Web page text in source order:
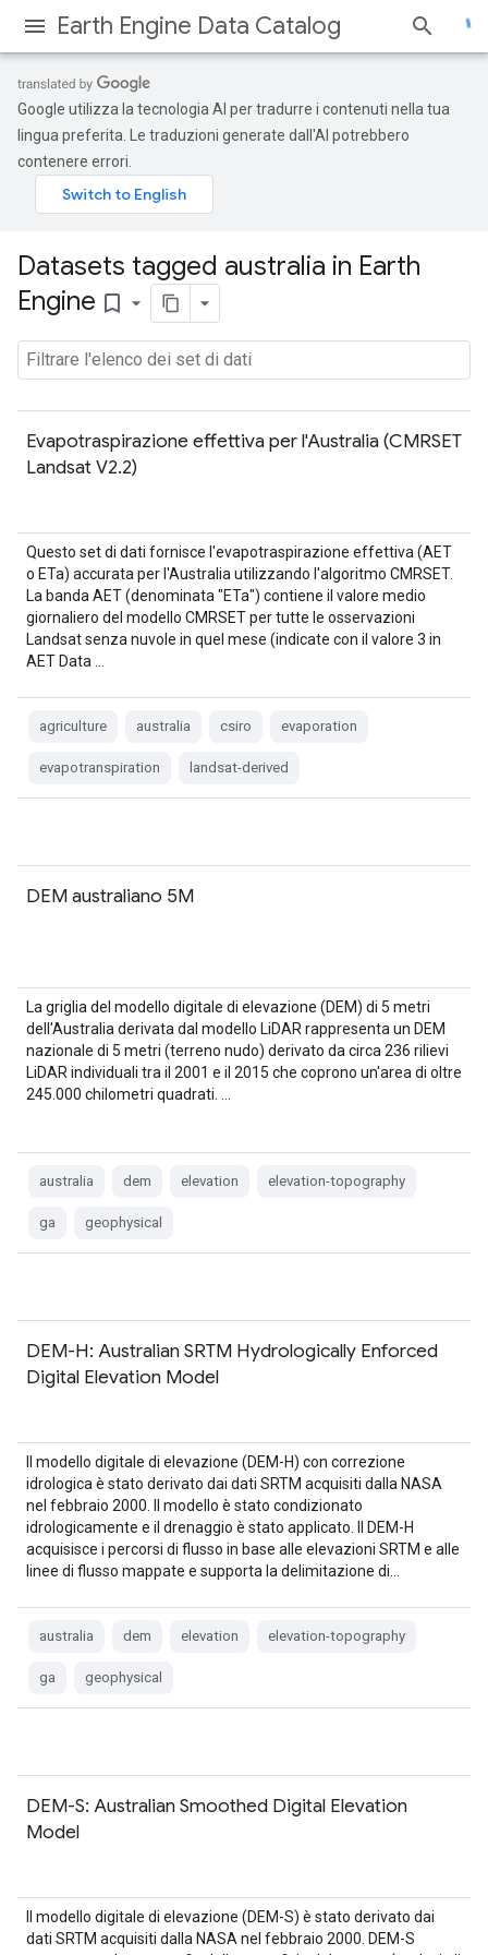
Earth Engine Data Catalog
Google utilizza la tecnologia AI per tradurre i contenuti nella tua
lingua preferita. Le traduzioni generate dall'AI potrebbero
contenere errori.
Datasets tagged australia in Earth
Engine bookmark_border
Evapotraspirazione effettiva per l'Australia (CMRSET
Landsat V2.2)
Questo set di dati fornisce l'evapotraspirazione effettiva (AET
o ETa) accurata per l'Australia utilizzando l'algoritmo CMRSET.
La banda AET (denominata "ETa") contiene il valore medio
giornaliero del modello CMRSET per tutte le osservazioni
Landsat senza nuvole in quel mese (indicate con il valore 3 in
AET Data …
agriculture australia csiro evaporation
evapotranspiration landsat-derived
DEM australiano 5M
La griglia del modello digitale di elevazione (DEM) di 5 metri
dell'Australia derivata dal modello LiDAR rappresenta un DEM
nazionale di 5 metri (terreno nudo) derivato da circa 236 rilievi
LiDAR individuali tra il 2001 e il 2015 che coprono un'area di oltre
245.000 chilometri quadrati. …
australia dem elevation elevation-topography
ga geophysical
DEM-H: Australian SRTM Hydrologically Enforced
Digital Elevation Model
Il modello digitale di elevazione (DEM-H) con correzione
idrologica è stato derivato dai dati SRTM acquisiti dalla NASA
nel febbraio 2000. Il modello è stato condizionato
idrologicamente e il drenaggio è stato applicato. Il DEM-H
acquisisce i percorsi di flusso in base alle elevazioni SRTM e alle
linee di flusso mappate e supporta la delimitazione di…
australia dem elevation elevation-topography
ga geophysical
DEM-S: Australian Smoothed Digital Elevation
Model
Il modello digitale di elevazione (DEM-S) è stato derivato dai
dati SRTM acquisiti dalla NASA nel febbraio 2000. DEM-S